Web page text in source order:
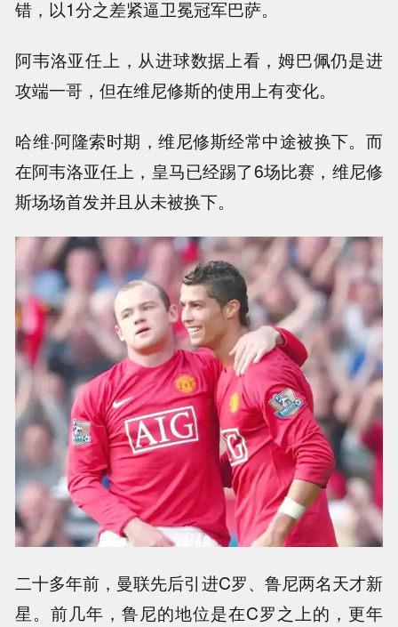
错，以1分之差紧逼卫冕冠军巴萨。
阿韦洛亚任上，从进球数据上看，姆巴佩仍是进
攻端一哥，但在维尼修斯的使用上有变化。
哈维·阿隆索时期，维尼修斯经常中途被换下。而
在阿韦洛亚任上，皇马已经踢了6场比赛，维尼修
斯场场首发并且从未被换下。
二十多年前，曼联先后引进C罗、鲁尼两名天才新
星。前几年，鲁尼的地位是在C罗之上的，更年